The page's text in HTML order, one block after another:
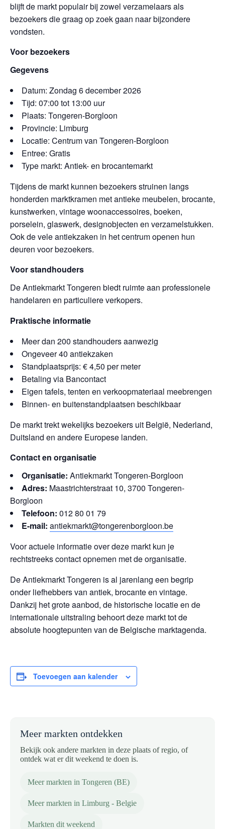
blijft de markt populair bij zowel verzamelaars als
bezoekers die graag op zoek gaan naar bijzondere
vondsten.
Voor bezoekers
Gegevens
Datum: Zondag 6 december 2026
Tijd: 07:00 tot 13:00 uur
Plaats: Tongeren-Borgloon
Provincie: Limburg
Locatie: Centrum van Tongeren-Borgloon
Entree: Gratis
Type markt: Antiek- en brocantemarkt
Tijdens de markt kunnen bezoekers struinen langs
honderden marktkramen met antieke meubelen, brocante,
kunstwerken, vintage woonaccessoires, boeken,
porselein, glaswerk, designobjecten en verzamelstukken.
Ook de vele antiekzaken in het centrum openen hun
deuren voor bezoekers.
Voor standhouders
De Antiekmarkt Tongeren biedt ruimte aan professionele
handelaren en particuliere verkopers.
Praktische informatie
Meer dan 200 standhouders aanwezig
Ongeveer 40 antiekzaken
Standplaatsprijs: € 4,50 per meter
Betaling via Bancontact
Eigen tafels, tenten en verkoopmateriaal meebrengen
Binnen- en buitenstandplaatsen beschikbaar
De markt trekt wekelijks bezoekers uit België, Nederland,
Duitsland en andere Europese landen.
Contact en organisatie
Organisatie: Antiekmarkt Tongeren-Borgloon
Adres: Maastrichterstraat 10, 3700 Tongeren-
Borgloon
Telefoon: 012 80 01 79
E-mail: antiekmarkt@tongerenborgloon.be
Voor actuele informatie over deze markt kun je
rechtstreeks contact opnemen met de organisatie.
De Antiekmarkt Tongeren is al jarenlang een begrip
onder liefhebbers van antiek, brocante en vintage.
Dankzij het grote aanbod, de historische locatie en de
internationale uitstraling behoort deze markt tot de
absolute hoogtepunten van de Belgische marktagenda.
Toevoegen aan kalender
Meer markten ontdekken
Bekijk ook andere markten in deze plaats of regio, of
ontdek wat er dit weekend te doen is.
Meer markten in Tongeren (BE)
Meer markten in Limburg - Belgie
Markten dit weekend